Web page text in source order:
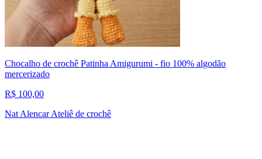
Chocalho de crochê Patinha Amigurumi - fio 100% algodão
mercerizado
R$ 100,00
Nat Alencar Ateliê de crochê